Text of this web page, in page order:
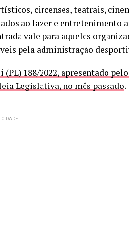
circenses, teatrais,
ao lazer e entretenimento
vale para aqueles
pela administração
(PL) 188/2022, apresentado
Legislativa, no mês passado.